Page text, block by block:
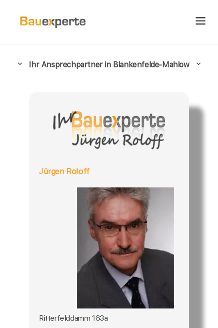
Ihr Ansprechpartner in Blankenfelde-Mahlow
Jürgen Roloff
Ritterfelddamm 163a